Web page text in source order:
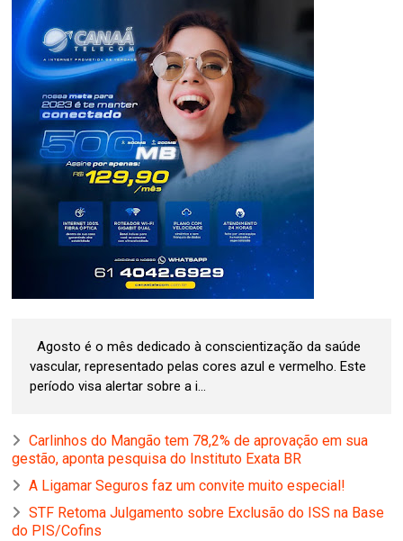
Agosto é o mês dedicado à conscientização da saúde
vascular, representado pelas cores azul e vermelho. Este
período visa alertar sobre a i...
Carlinhos do Mangão tem 78,2% de aprovação em sua
gestão, aponta pesquisa do Instituto Exata BR
A Ligamar Seguros faz um convite muito especial!
STF Retoma Julgamento sobre Exclusão do ISS na Base
do PIS/Cofins